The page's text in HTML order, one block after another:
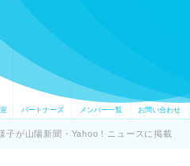
パートナーズ メンバー一覧 お問い合わせ
子が山陽新聞・Yahoo！ニュースに掲載